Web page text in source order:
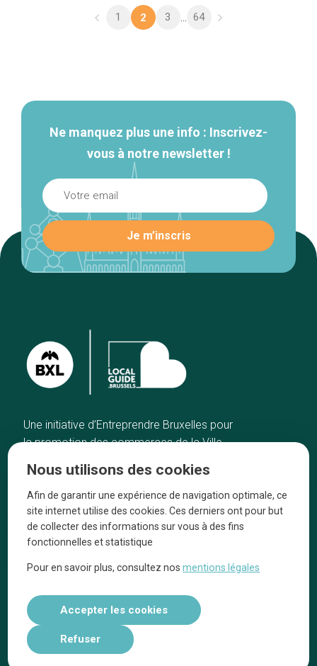
1 2 3 ... 64
Ne manquez plus une info : Inscrivez-
vous à notre newsletter !
Une initiative d’Entreprendre Bruxelles pour
la promotion des commerces de la Ville
Accueil
Bonnes adresses
Quartiers
Blog
Tops 10
Artisans
A propos
On parle de nous
Nous utilisons des cookies
Afin de garantir une expérience de navigation optimale, ce
site internet utilise des cookies. Ces derniers ont pour but
de collecter des informations sur vous à des fins
fonctionnelles et statistique
Pour en savoir plus, consultez nosmentions légales
Accepter les cookies
Refuser